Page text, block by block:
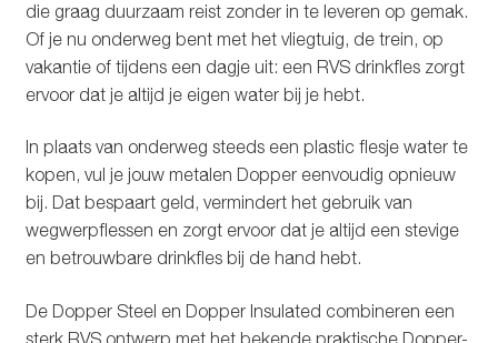
RVS drinkfles
Herbruikbare boterhamzakjes
Accessoires
die graag duurzaam reist zonder in te leveren op gemak.
Of je nu onderweg bent met het vliegtuig, de trein, op
vakantie of tijdens een dagje uit: een RVS drinkfles zorgt
ervoor dat je altijd je eigen water bij je hebt.
In plaats van onderweg steeds een plastic flesje water te
kopen, vul je jouw metalen Dopper eenvoudig opnieuw
bij. Dat bespaart geld, vermindert het gebruik van
wegwerpflessen en zorgt ervoor dat je altijd een stevige
en betrouwbare drinkfles bij de hand hebt.
De Dopper Steel en Dopper Insulated combineren een
sterk RVS ontwerp met het bekende praktische Dopper-